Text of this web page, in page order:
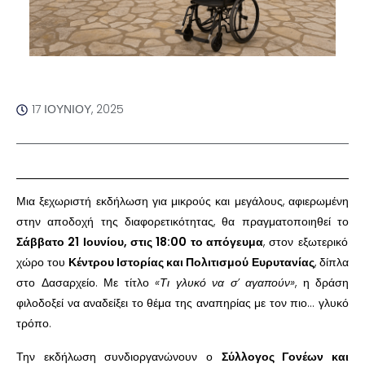
17 ΙΟΥΝΊΟΥ, 2025
Μια ξεχωριστή εκδήλωση για μικρούς και μεγάλους, αφιερωμένη
στην αποδοχή της διαφορετικότητας, θα πραγματοποιηθεί το
Σάββατο 21 Ιουνίου, στις 18:00 το απόγευμα, στον εξωτερικό
χώρο του Κέντρου Ιστορίας και Πολιτισμού Ευρυτανίας, δίπλα
στο Δασαρχείο. Με τίτλο «Τι γλυκό να σ’ αγαπούν», η δράση
φιλοδοξεί να αναδείξει το θέμα της αναπηρίας με τον πιο… γλυκό
τρόπο.
Την εκδήλωση συνδιοργανώνουν ο Σύλλογος Γονέων και